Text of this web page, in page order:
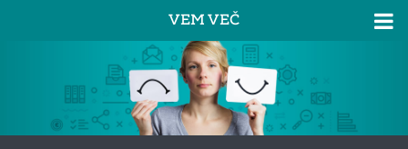
VEM VEČ